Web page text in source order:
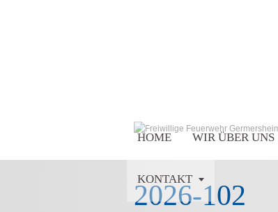
HOME WIR ÜBER UNS
KONTAKT
2026-102